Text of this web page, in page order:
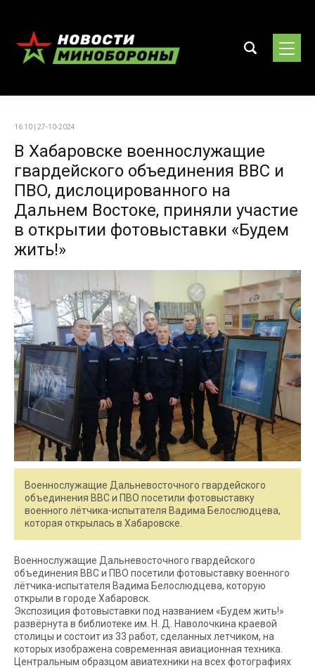
16:10 | 27-10-2024
В Хабаровске военнослужащие
гвардейского объединения ВВС и
ПВО, дислоцированного на
Дальнем Востоке, приняли участие
в открытии фотовыставки «Будем
жить!»
Военнослужащие Дальневосточного гвардейского
объединения ВВС и ПВО посетили фотовыставку
военного лётчика-испытателя Вадима Белослюдцева,
которая открылась в Хабаровске.
Военнослужащие Дальневосточного гвардейского
объединения ВВС и ПВО посетили фотовыставку военного
лётчика-испытателя Вадима Белослюдцева, которую
открыли в городе Хабаровск.
Экспозиция фотовыставки под названием «Будем жить!»
развёрнута в библиотеке им. Н. Д. Наволочкина краевой
столицы и состоит из 33 работ, сделанных летчиком, на
которых изображена современная авиационная техника.
Центральным образцом авиатехники на всех фотографиях